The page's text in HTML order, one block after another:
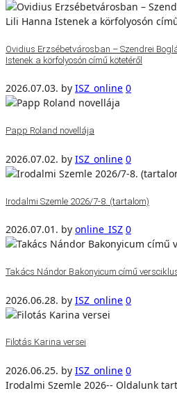
Ovidius Erzsébetvárosban – Szendrei
Istenek a körfolyosón című kötetéről
2026.07.03. by ISZ_online 0
Papp Roland novellája
2026.07.02. by ISZ_online 0
Irodalmi Szemle 2026/7-8. (tartalom)
2026.07.01. by online_ISZ 0
Takács Nándor Bakonyicum című
2026.06.28. by ISZ_online 0
Filotás Karina versei
2026.06.25. by ISZ_online 0
Irodalmi Szemle 2026-- Oldalunk